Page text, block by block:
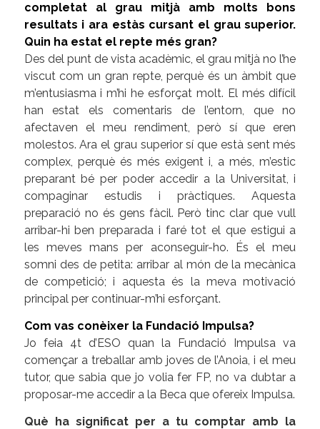
completat al grau mitjà amb molts bons
resultats i ara estàs cursant el grau superior.
Quin ha estat el repte més gran?
Des del punt de vista acadèmic, el grau mitjà no l’he
viscut com un gran repte, perquè és un àmbit que
m’entusiasma i m’hi he esforçat molt. El més difícil
han estat els comentaris de l’entorn, que no
afectaven el meu rendiment, però sí que eren
molestos. Ara el grau superior sí que està sent més
complex, perquè és més exigent i, a més, m’estic
preparant bé per poder accedir a la Universitat, i
compaginar estudis i pràctiques. Aquesta
preparació no és gens fàcil. Però tinc clar que vull
arribar-hi ben preparada i faré tot el que estigui a
les meves mans per aconseguir-ho. És el meu
somni des de petita: arribar al món de la mecànica
de competició; i aquesta és la meva motivació
principal per continuar-m’hi esforçant.
Com vas conèixer la Fundació Impulsa?
Jo feia 4t d’ESO quan la Fundació Impulsa va
començar a treballar amb joves de l’Anoia, i el meu
tutor, que sabia que jo volia fer FP, no va dubtar a
proposar-me accedir a la Beca que ofereix Impulsa.
Què ha significat per a tu comptar amb la